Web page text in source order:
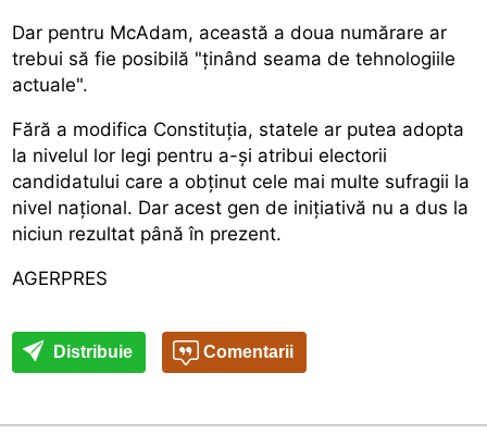
Dar pentru McAdam, această a doua numărare ar
trebui să fie posibilă "ținând seama de tehnologiile
actuale".
Fără a modifica Constituția, statele ar putea adopta
la nivelul lor legi pentru a-și atribui electorii
candidatului care a obținut cele mai multe sufragii la
nivel național. Dar acest gen de inițiativă nu a dus la
niciun rezultat până în prezent.
AGERPRES
Distribuie Comentarii